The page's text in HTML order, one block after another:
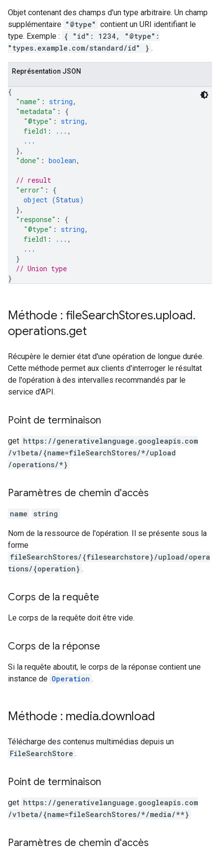
Objet contenant des champs d'un type arbitraire. Un champ
supplémentaire "@type" contient un URI identifiant le
type. Exemple : { "id": 1234, "@type":
"types.example.com/standard/id" } .
Représentation JSON
{
"name" : string,
"metadata" : {
"@type" : string,
field1 : ... ,
...
},
"done" : boolean,
// result
"error" : {
object (Status)
},
"response" : {
"@type" : string,
field1 : ... ,
...
}
// Union type
}
Méthode : fileSearchStores.upload.
operations.get
Récupère le dernier état d'une opération de longue durée.
Cette méthode permet aux clients d'interroger le résultat
de l'opération à des intervalles recommandés par le
service d'API.
Point de terminaison
get https: / /generativelanguage.googleapis.com
/v1beta/{name=fileSearchStores/*/upload
/operations/*}
Paramètres de chemin d'accès
name string
Nom de la ressource de l'opération. Il se présente sous la
forme
fileSearchStores/{filesearchstore}/upload/opera
tions/{operation} .
Corps de la requête
Le corps de la requête doit être vide.
Corps de la réponse
Si la requête aboutit, le corps de la réponse contient une
instance de Operation .
Méthode : media.download
Télécharge des contenus multimédias depuis un
FileSearchStore .
Point de terminaison
get https: / /generativelanguage.googleapis.com
/v1beta/{name=fileSearchStores/*/media/**}
Paramètres de chemin d'accès